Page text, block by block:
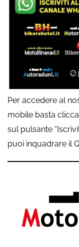
Per accedere al
mobile basta
sul pulsante
puoi inquadrare il